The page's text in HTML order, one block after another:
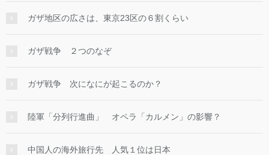
ガザ地区の広さは、東京23区の６割くらい
ガザ戦争 ２つのなぞ
ガザ戦争 次になにが起こるのか？
陸軍「分列行進曲」 オペラ「カルメン」の影響？
中国人の海外旅行先 人気１位は日本